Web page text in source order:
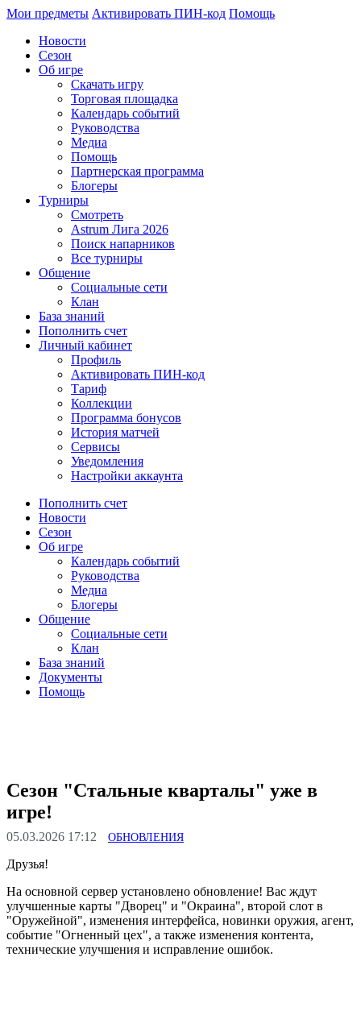
Мои предметы Активировать ПИН-код Помощь
Новости
Сезон
Об игре
Скачать игру
Торговая площадка
Календарь событий
Руководства
Медиа
Помощь
Партнерская программа
Блогеры
Турниры
Смотреть
Astrum Лига 2026
Поиск напарников
Все турниры
Общение
Социальные сети
Клан
База знаний
Пополнить счет
Личный кабинет
Профиль
Активировать ПИН-код
Тариф
Коллекции
Программа бонусов
История матчей
Сервисы
Уведомления
Настройки аккаунта
Пополнить счет
Новости
Сезон
Об игре
Календарь событий
Руководства
Медиа
Блогеры
Общение
Социальные сети
Клан
База знаний
Документы
Помощь
Сезон "Стальные кварталы" уже в
игре!
05.03.2026 17:12 ОБНОВЛЕНИЯ
Друзья!
На основной сервер установлено обновление! Вас ждут
улучшенные карты "Дворец" и "Окраина", второй слот в
"Оружейной", изменения интерфейса, новинки оружия, агент,
событие "Огненный цех", а также изменения контента,
технические улучшения и исправление ошибок.